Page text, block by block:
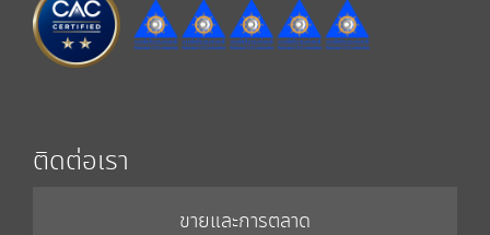
ติดต่อเรา
ขายและการตลาด